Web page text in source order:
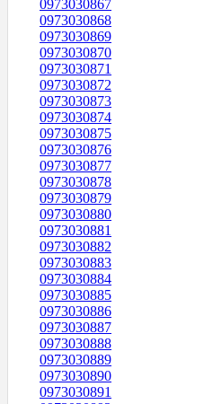
0973030867
0973030868
0973030869
0973030870
0973030871
0973030872
0973030873
0973030874
0973030875
0973030876
0973030877
0973030878
0973030879
0973030880
0973030881
0973030882
0973030883
0973030884
0973030885
0973030886
0973030887
0973030888
0973030889
0973030890
0973030891